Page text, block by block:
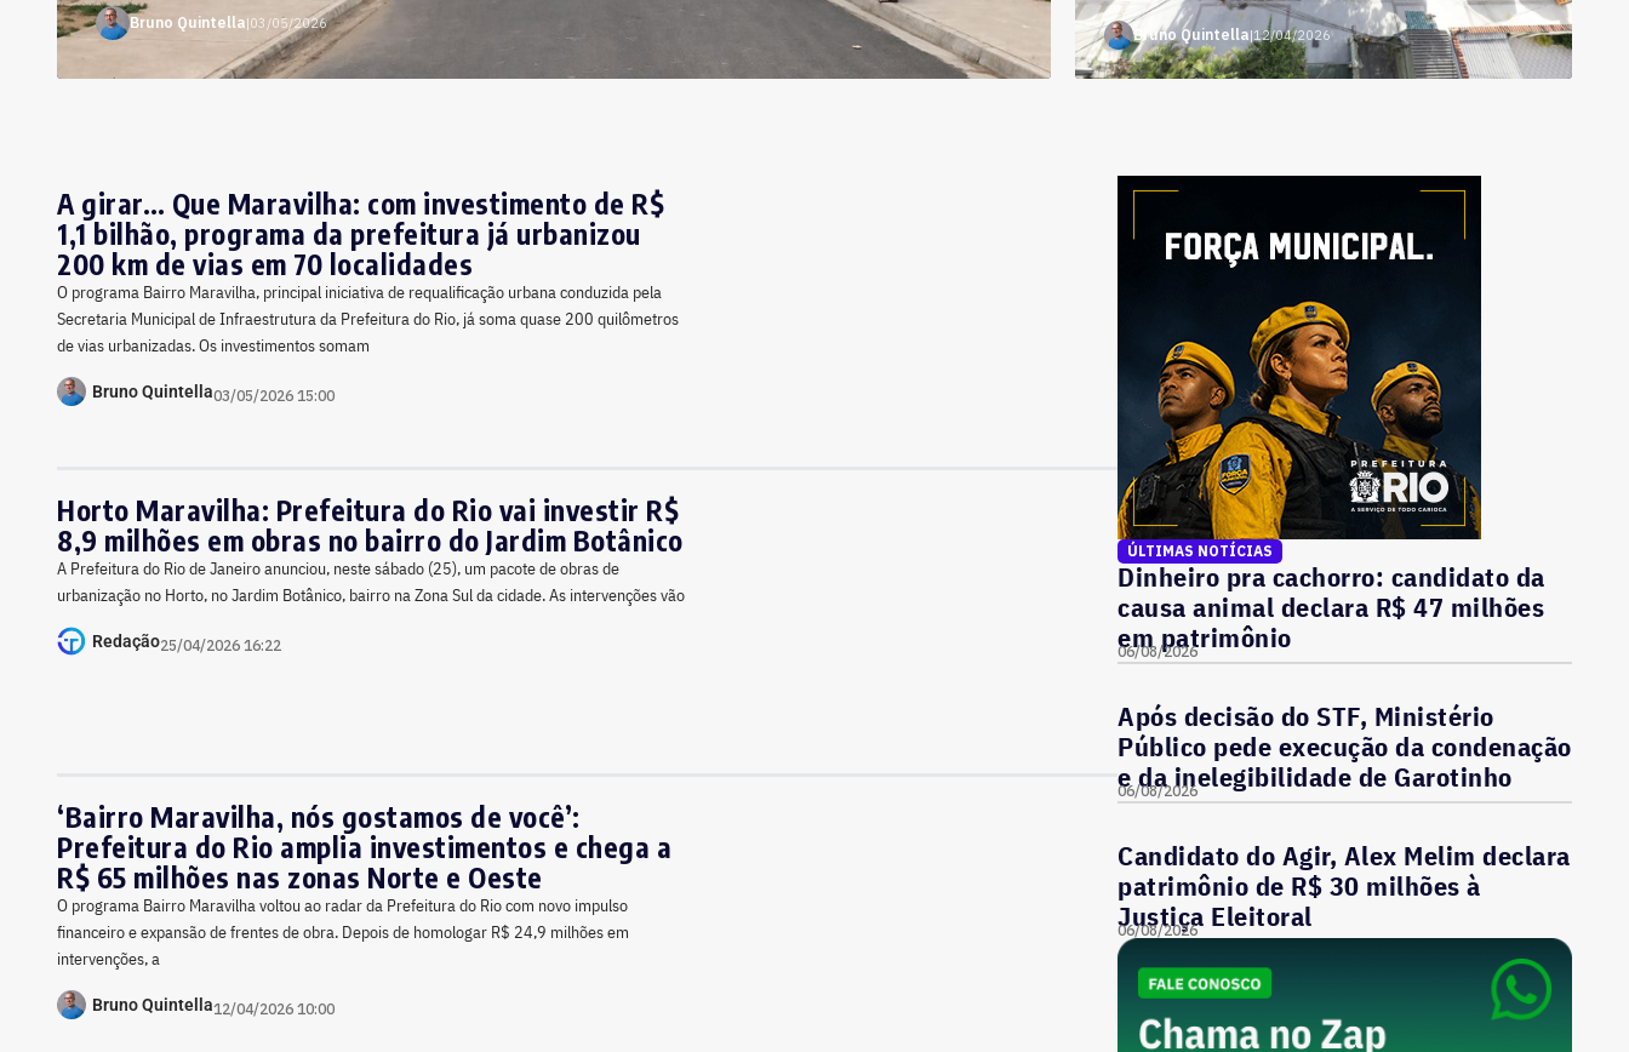
Bruno Quintella|03/05/2026
Bruno Quintella|12/04/2026
A girar… Que Maravilha: com investimento de R$
1,1 bilhão, programa da prefeitura já urbanizou
200 km de vias em 70 localidades
O programa Bairro Maravilha, principal iniciativa de requalificação urbana conduzida pela
Secretaria Municipal de Infraestrutura da Prefeitura do Rio, já soma quase 200 quilômetros
de vias urbanizadas. Os investimentos somam
Bruno Quintella03/05/2026 15:00
Horto Maravilha: Prefeitura do Rio vai investir R$
8,9 milhões em obras no bairro do Jardim Botânico
A Prefeitura do Rio de Janeiro anunciou, neste sábado (25), um pacote de obras de
urbanização no Horto, no Jardim Botânico, bairro na Zona Sul da cidade. As intervenções vão
Redação25/04/2026 16:22
‘Bairro Maravilha, nós gostamos de você’:
Prefeitura do Rio amplia investimentos e chega a
R$ 65 milhões nas zonas Norte e Oeste
O programa Bairro Maravilha voltou ao radar da Prefeitura do Rio com novo impulso
financeiro e expansão de frentes de obra. Depois de homologar R$ 24,9 milhões em
intervenções, a
Bruno Quintella12/04/2026 10:00
ÚLTIMAS NOTÍCIAS
Dinheiro pra cachorro: candidato da
causa animal declara R$ 47 milhões
em patrimônio
06/08/2026
Após decisão do STF, Ministério
Público pede execução da condenação
e da inelegibilidade de Garotinho
06/08/2026
Candidato do Agir, Alex Melim declara
patrimônio de R$ 30 milhões à
Justiça Eleitoral
06/08/2026